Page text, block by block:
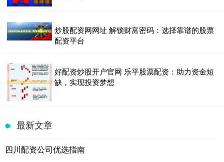
炒股配资网网址 解锁财富密码：选择靠谱的股票
配资平台
好配资炒股开户官网 乐平股票配资：助力资金短
缺，实现投资梦想
最新文章
四川配资公司优选指南